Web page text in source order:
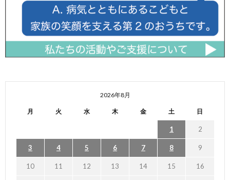
2026年8月
月 火 水 木 金 土 日
1 2
3 4 5 6 7 8 9
10 11 12 13 14 15 16